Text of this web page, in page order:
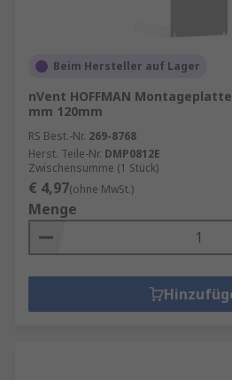
Beim Hersteller auf Lager
nVent HOFFMAN
mm 120mm
RS Best.-Nr. 269-8768
Herst. Teile-Nr. DMP0812E
Zwischensumme (1 Stück)
€ 4,97(ohne MwSt.)
Menge